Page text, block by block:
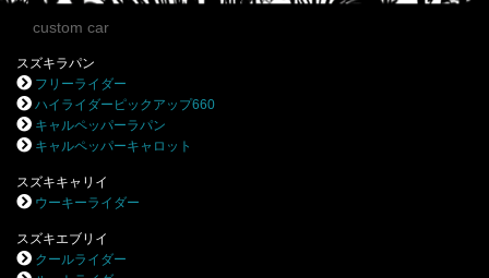
custom car
スズキラパン
フリーライダー
ハイライダーピックアップ660
キャルペッパーラパン
キャルペッパーキャロット
スズキキャリイ
ウーキーライダー
スズキエブリイ
クールライダー